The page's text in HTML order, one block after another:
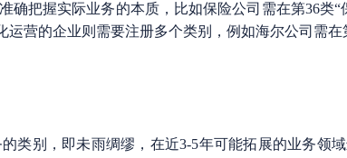
把握实际业务的本质，比如保险公司需在第36类“
营的企业则需要注册多个类别，例如海尔公司需在
别，即未雨绸缪，在近3-5年可能拓展的业务领